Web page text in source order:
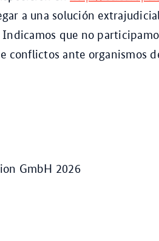
a una solución
que no
conflictos ante organismos
GmbH 2026